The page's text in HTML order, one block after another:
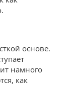
основе.
намного
как